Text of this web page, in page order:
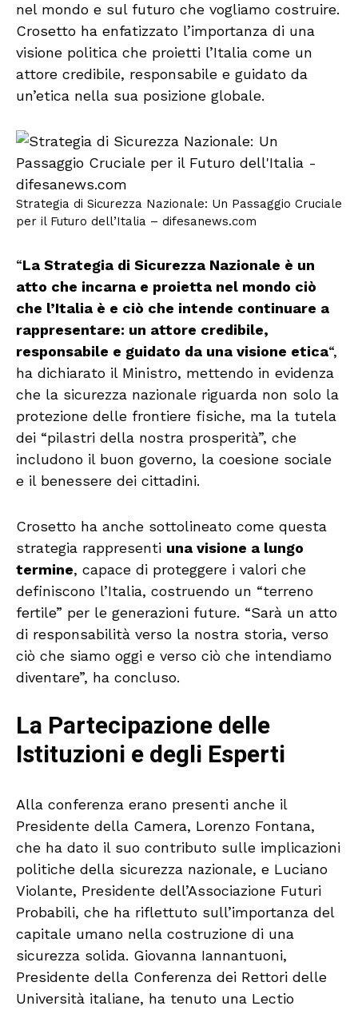
nel mondo e sul futuro che vogliamo costruire.
Crosetto ha enfatizzato l’importanza di una
visione politica che proietti l’Italia come un
attore credibile, responsabile e guidato da
un’etica nella sua posizione globale.
Strategia di Sicurezza Nazionale: Un Passaggio Cruciale
per il Futuro dell’Italia – difesanews.com
“La Strategia di Sicurezza Nazionale è un
atto che incarna e proietta nel mondo ciò
che l’Italia è e ciò che intende continuare a
rappresentare: un attore credibile,
responsabile e guidato da una visione etica“,
ha dichiarato il Ministro, mettendo in evidenza
che la sicurezza nazionale riguarda non solo la
protezione delle frontiere fisiche, ma la tutela
dei “pilastri della nostra prosperità”, che
includono il buon governo, la coesione sociale
e il benessere dei cittadini.
Crosetto ha anche sottolineato come questa
strategia rappresenti una visione a lungo
termine, capace di proteggere i valori che
definiscono l’Italia, costruendo un “terreno
fertile” per le generazioni future. “Sarà un atto
di responsabilità verso la nostra storia, verso
ciò che siamo oggi e verso ciò che intendiamo
diventare”, ha concluso.
La Partecipazione delle
Istituzioni e degli Esperti
Alla conferenza erano presenti anche il
Presidente della Camera, Lorenzo Fontana,
che ha dato il suo contributo sulle implicazioni
politiche della sicurezza nazionale, e Luciano
Violante, Presidente dell’Associazione Futuri
Probabili, che ha riflettuto sull’importanza del
capitale umano nella costruzione di una
sicurezza solida. Giovanna Iannantuoni,
Presidente della Conferenza dei Rettori delle
Università italiane, ha tenuto una Lectio